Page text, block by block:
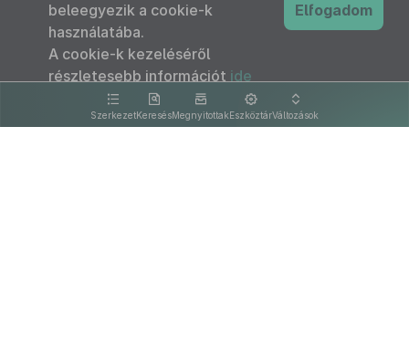
SzerkezetKeresésMegnyitottakEszköztárVáltozások
beleegyezik a cookie-k
használatába.
A cookie-k kezeléséről
részletesebb információt ide
kattintva olvashat.
Elfogadom